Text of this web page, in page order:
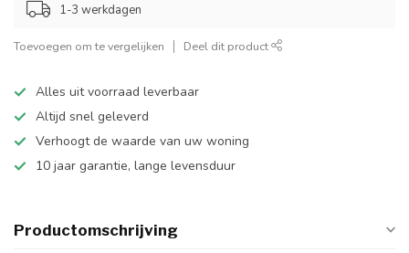
1-3 werkdagen
Toevoegen om te vergelijken Deel dit product
Alles uit voorraad leverbaar
Altijd snel geleverd
Verhoogt de waarde van uw woning
10 jaar garantie, lange levensduur
Productomschrijving